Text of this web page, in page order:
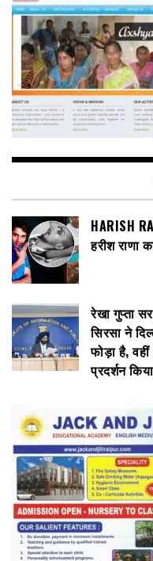
HARISH
हरीश राणा
रेखा गुप्ता
सिरसा ने
फोड़ा है,
प्रदर्शन